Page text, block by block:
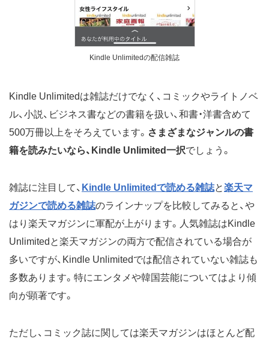
Kindle Unlimitedの配信雑誌
Kindle Unlimitedは雑誌だけでなく、コミックやライトノベ
ル、小説、ビジネス書などの書籍を扱い、和書・洋書含めて
500万冊以上をそろえています。 さまざまなジャンルの書
籍を読みたいなら、Kindle Unlimited一択でしょう。
雑誌に注目して、 Kindle Unlimitedで読める雑誌と楽天マ
ガジンで読める雑誌のラインナップを比較してみると、や
はり楽天マガジンに軍配が上がります。人気雑誌はKindle
Unlimitedと楽天マガジンの両方で配信されている場合が
多いですが、Kindle Unlimitedでは配信されていない雑誌も
多数あります。特にエンタメや韓国芸能についてはより傾
向が顕著です。
ただし、コミック誌に関しては楽天マガジンはほとんど配